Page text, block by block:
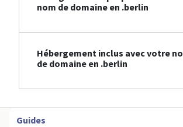
nom de domaine en .berlin
Hébergement inclus avec votre
de domaine en .berlin
Guides